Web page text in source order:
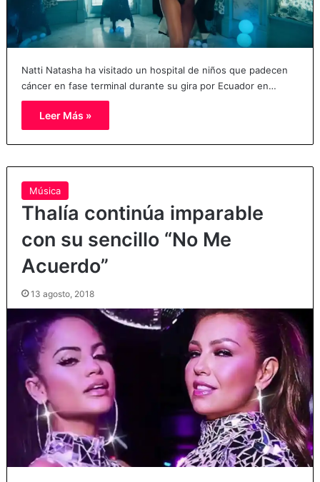
Natti Natasha ha visitado un hospital de niños que padecen
cáncer en fase terminal durante su gira por Ecuador en…
Leer Más »
Música
Thalía continúa imparable
con su sencillo “No Me
Acuerdo”
13 agosto, 2018